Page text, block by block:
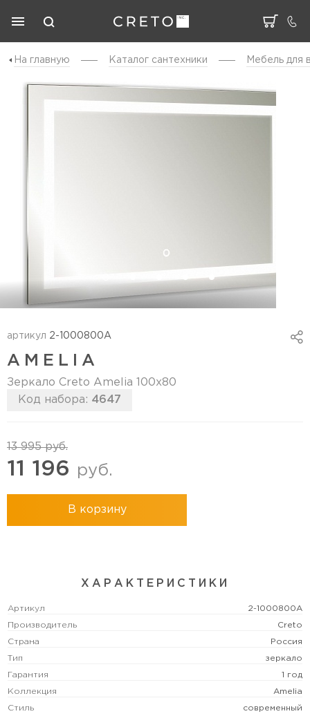
На главную Каталог cантехники Мебель для
артикул 2-1000800A
AMELIA
Зеркало Creto Amelia 100х80
Код набора: 4647
13 995руб.
11 196 руб.
В корзину
ХАРАКТЕРИСТИКИ
Артикул 2-1000800A
Производитель Creto
Страна Россия
Тип зеркало
Гарантия 1 год
Коллекция Amelia
Стиль современный